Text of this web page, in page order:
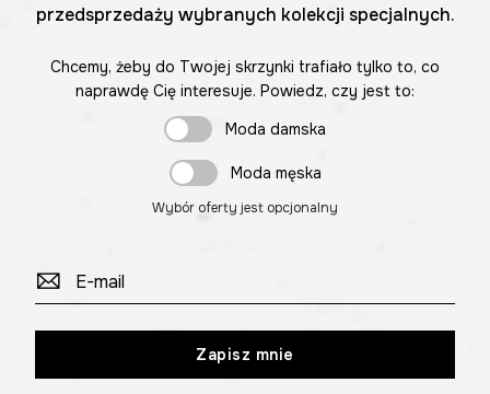
przedsprzedaży wybranych kolekcji specjalnych.
Chcemy, żeby do Twojej skrzynki trafiało tylko to, co
naprawdę Cię interesuje. Powiedz, czy jest to:
Moda damska
Moda męska
Wybór oferty jest opcjonalny
Zapisz mnie